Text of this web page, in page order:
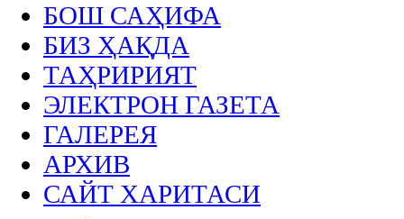
БОШ САҲИФА
БИЗ ҲАҚДА
ТАҲРИРИЯТ
ЭЛЕКТРОН ГАЗЕТА
ГАЛЕРЕЯ
АРХИВ
САЙТ ХАРИТАСИ